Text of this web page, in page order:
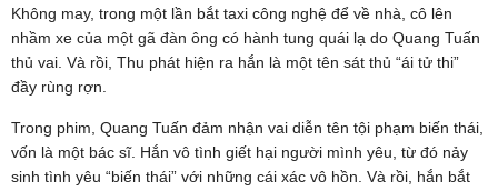
Không may, trong một lần bắt taxi công nghệ để về nhà, cô lên
nhầm xe của một gã đàn ông có hành tung quái lạ do Quang Tuấn
thủ vai. Và rồi, Thu phát hiện ra hắn là một tên sát thủ “ái tử thi”
đầy rùng rợn.
Trong phim, Quang Tuấn đảm nhận vai diễn tên tội phạm biến thái,
vốn là một bác sĩ. Hắn vô tình giết hại người mình yêu, từ đó nảy
sinh tình yêu “biến thái” với những cái xác vô hồn. Và rồi, hắn bắt